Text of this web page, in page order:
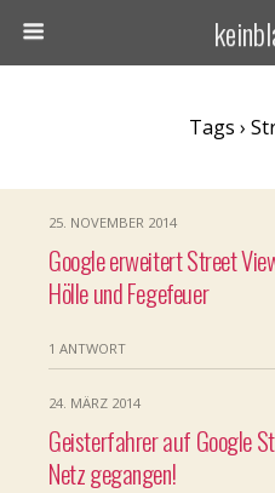
Tags ›
25. NOVEMBER 2014
Google erweitert Street
Hölle und Fegefeuer
1 ANTWORT
24. MÄRZ 2014
Geisterfahrer auf Google
Netz gegangen!